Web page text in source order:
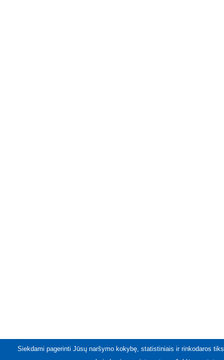
Siekdami pagerinti Jūsų naršymo kokybę, statistiniais ir rinkodaros